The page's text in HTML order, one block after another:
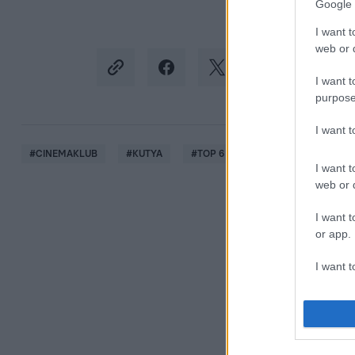
Google
I want
web or
I want
I want
I want
web or
I want
or app.
I want
I want
#CINEMAKLUB #KUTYA #TOP 6